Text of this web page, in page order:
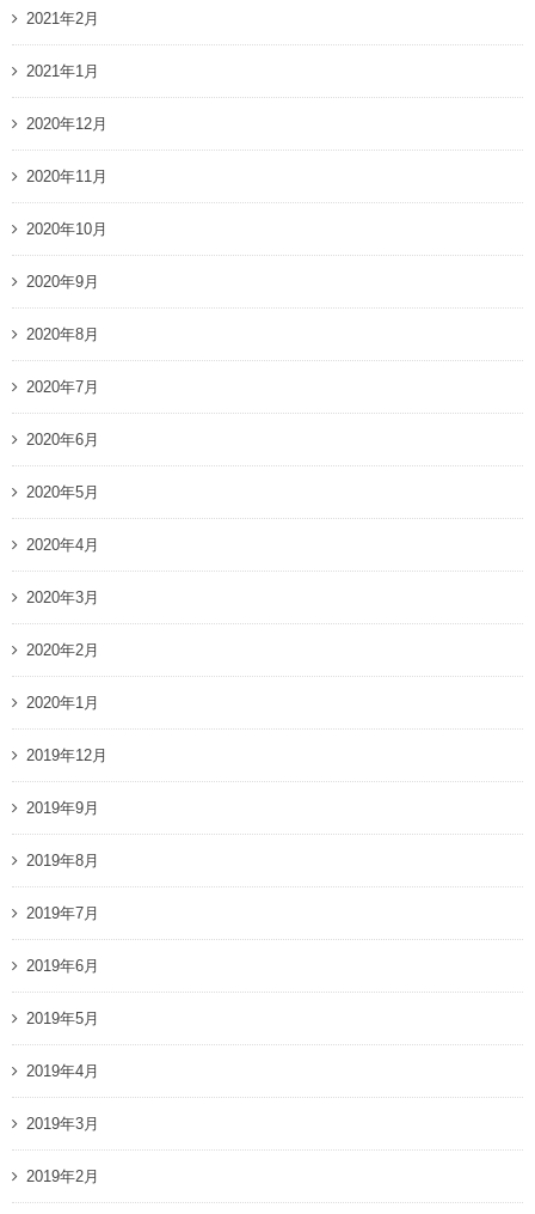
2021年2月
2021年1月
2020年12月
2020年11月
2020年10月
2020年9月
2020年8月
2020年7月
2020年6月
2020年5月
2020年4月
2020年3月
2020年2月
2020年1月
2019年12月
2019年9月
2019年8月
2019年7月
2019年6月
2019年5月
2019年4月
2019年3月
2019年2月